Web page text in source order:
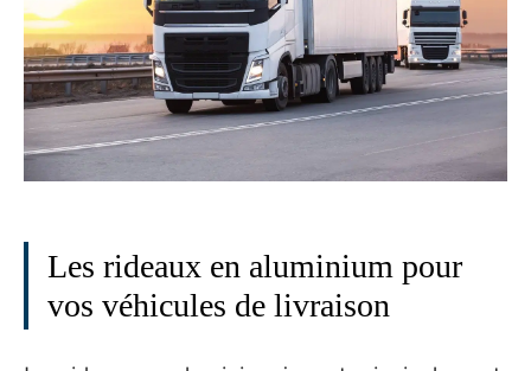
Les rideaux en aluminium pour
vos véhicules de livraison